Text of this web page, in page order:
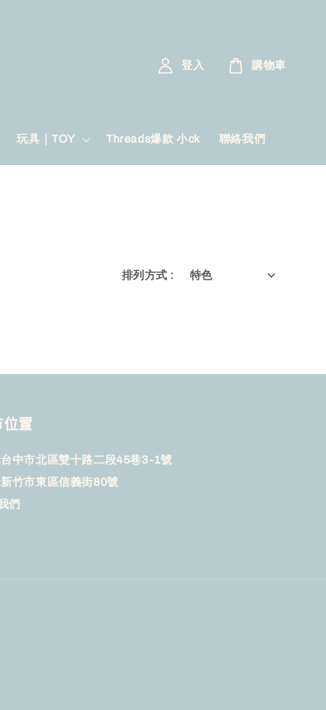
玩具｜TOY Threads爆款 小ck 聯絡我們
登入 購物車
排列方式 :
置
中市北區雙十路二段45巷3-1號
竹市東區信義街80號
們